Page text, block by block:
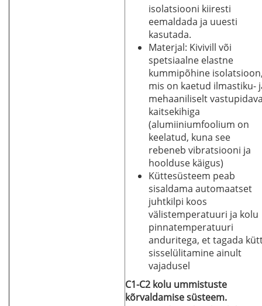
isolatsiooni kiiresti
eemaldada ja uuesti
kasutada.
Materjal: Kivivill või
spetsiaalne elastne
kummipõhine
mis on kaetud ilmastiku-
mehaaniliselt
kaitsekihiga
(alumiiniumfoolium on
keelatud, kuna see
rebeneb vibratsiooni ja
hoolduse käigus)
Küttesüsteem peab
sisaldama automaatset
juhtkilpi koos
välistemperatuuri ja kolu
pinnatemperatuuri
anduritega, et tagada
sisselülitamine ainult
vajadusel
C1-C2 kolu ummistuste
kõrvaldamise süsteem.